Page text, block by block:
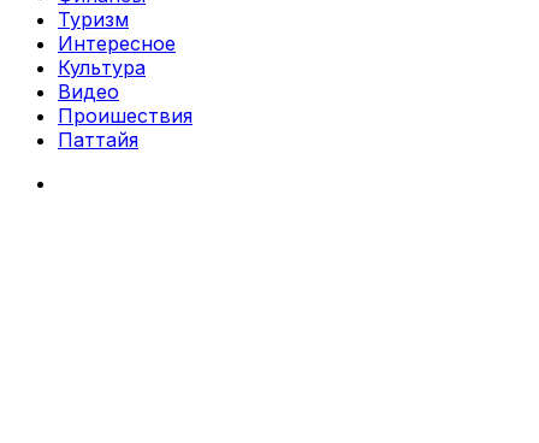
Туризм
Интересное
Культура
Видео
Проишествия
Паттайя